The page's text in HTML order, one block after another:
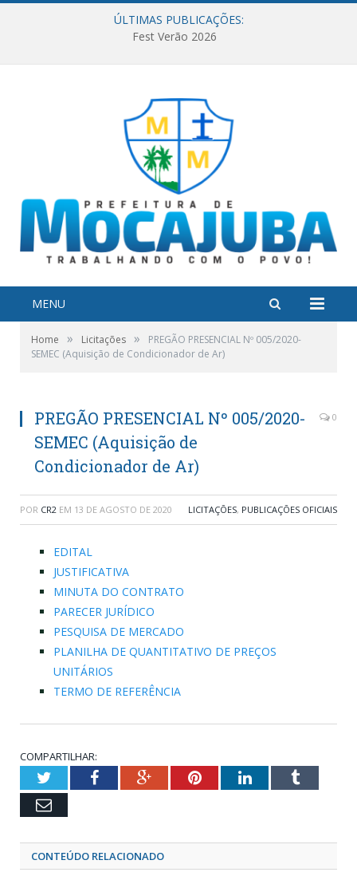
ÚLTIMAS PUBLICAÇÕES:
Fest Verão 2026
MENU
Home » Licitações »
PREGÃO PRESENCIAL Nº 005/2020-
SEMEC (Aquisição de Condicionador de Ar)
PREGÃO PRESENCIAL Nº 005/2020-
SEMEC (Aquisição de
Condicionador de Ar)
0
POR CR2 EM 13 DE AGOSTO DE 2020 LICITAÇÕES, PUBLICAÇÕES OFICIAIS
EDITAL
JUSTIFICATIVA
MINUTA DO CONTRATO
PARECER JURÍDICO
PESQUISA DE MERCADO
PLANILHA DE QUANTITATIVO DE PREÇOS
UNITÁRIOS
TERMO DE REFERÊNCIA
COMPARTILHAR:
TwitterFacebookGoogle+PinterestLinkedInTumblr
Email
CONTEÚDO RELACIONADO